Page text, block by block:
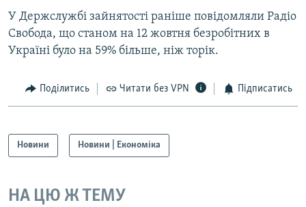
У Держслужбі зайнятості раніше повідомляли Радіо
Свобода, що станом на 12 жовтня безробітних в
Україні було на 59% більше, ніж торік.
Поділитись Читати без VPN Підписатись
Новини Новини | Економіка
НА ЦЮ Ж ТЕМУ